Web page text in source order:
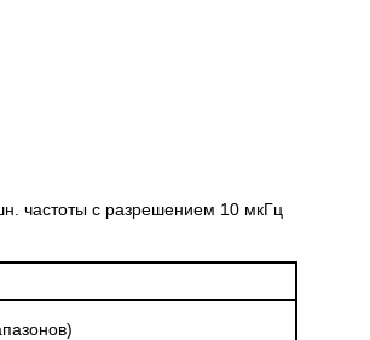
частоты с разрешением 10 мкГц